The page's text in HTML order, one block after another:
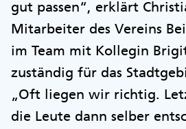
gut passen“, erklärt
Mitarbeiter des Vereins
im Team mit Kollegin
zuständig für das
„Oft liegen wir richtig.
die Leute dann selber